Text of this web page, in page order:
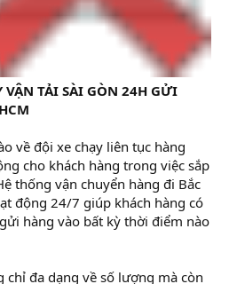
VẬN TẢI SÀI GÒN 24H GỬI
về đội xe chạy liên tục hàng
cho khách hàng trong việc sắp
thống vận chuyển hàng đi Bắc
động 24/7 giúp khách hàng có
hàng vào bất kỳ thời điểm nào
đa dạng về số lượng mà còn